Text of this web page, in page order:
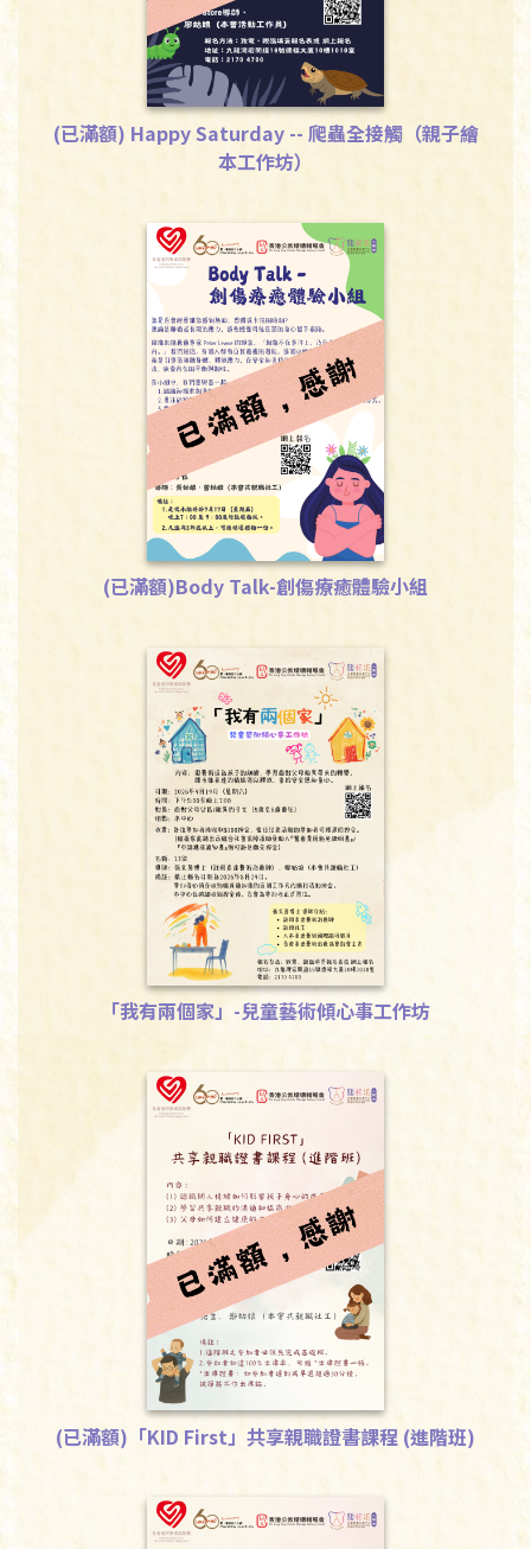
下載
(已滿額) Happy Saturday -- 爬蟲全接觸（親子繪
本工作坊）
下載
(已滿額)Body Talk-創傷療癒體驗小組
下載
「我有兩個家」-兒童藝術傾心事工作坊
(已滿額)「KID First」共享親職證書課程 (進階班)